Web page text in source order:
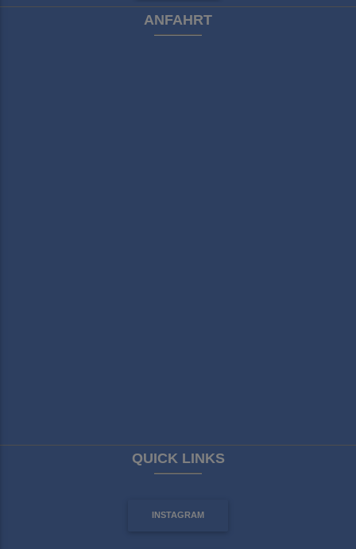
ANFAHRT
QUICK LINKS
INSTAGRAM